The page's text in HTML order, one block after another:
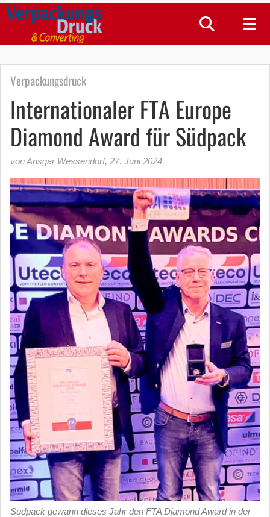
Verpackungsdruck
Internationaler FTA Europe
Diamond Award für Südpack
von Ansgar Wessendorf, 27. Juni 2024
Südpack gewann dieses Jahr den FTA Diamond Award in der